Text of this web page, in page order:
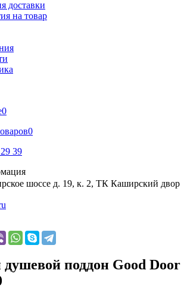
доставки
на товар
0
0
39
шоссе д. 19, к. 2, ТК Каширский двор
поддон Good Door